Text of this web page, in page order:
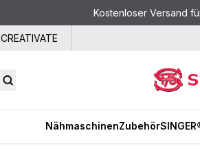
Kostenloser Versand
CREATIVATE
NähmaschinenZubehör